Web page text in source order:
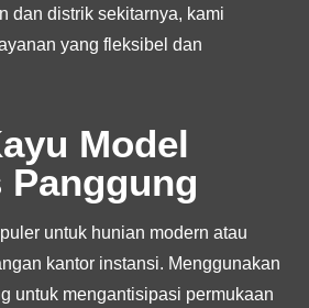
dan distrik sekitarnya, kami
yang fleksibel dan
Model
untuk hunian modern atau
kantor instansi. Menggunakan
untuk mengantisipasi permukaan